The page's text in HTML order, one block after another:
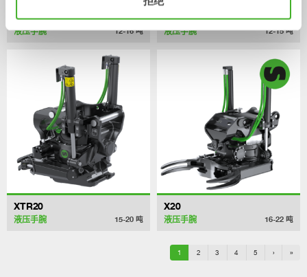
X18
液压手腕 12-16吨
XTR15
液压手腕 12-15吨
XTR20
液压手腕 15-20 吨
X20
液压手腕 16-22 吨
1 2 3 4 5 › »